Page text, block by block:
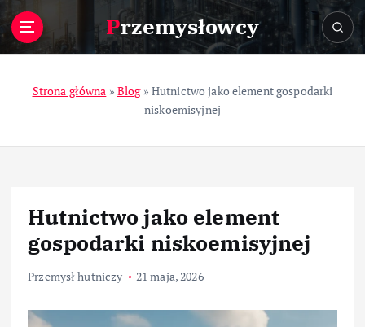
Przemysłowcy
Strona główna » Blog» Hutnictwo jako element gospodarki
niskoemisyjnej
Hutnictwo jako element
gospodarki niskoemisyjnej
Przemysł hutniczy 21 maja, 2026